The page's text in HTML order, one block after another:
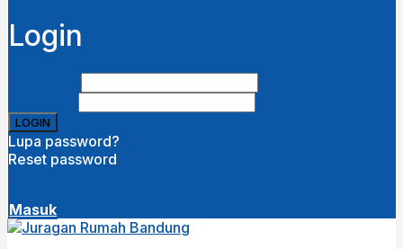
Login
Lupa password?
Reset password
Masuk